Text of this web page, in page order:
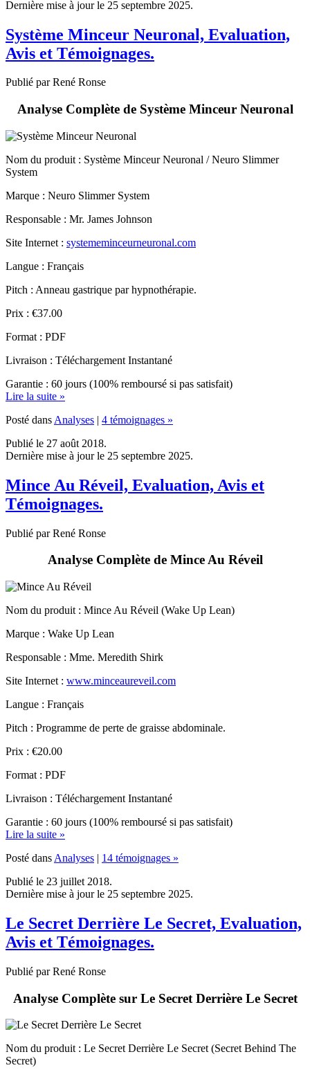
Système Minceur Neuronal, Evaluation,
Avis et Témoignages.
Publié par René Ronse
Analyse Complète de Système Minceur Neuronal
Nom du produit: Système Minceur Neuronal / Neuro Slimmer
Marque : Neuro Slimmer System
Responsable : Mr. James Johnson
Site Internet : systememinceurneuronal.com
Langue : Français
Pitch : Anneau gastrique par hypnothérapie.
Prix : €37.00
Format : PDF
Livraison : Téléchargement Instantané
Garantie : 60 jours (100% remboursé si pas satisfait)
Posté dansAnalyses
Publié le 27 août 2018.
Mince Au Réveil, Evaluation, Avis et
Témoignages.
Publié par René Ronse
Analyse Complète de Mince Au Réveil
Nom du produit: Mince Au Réveil (Wake Up Lean)
Marque : Wake Up Lean
Responsable : Mme. Meredith Shirk
Site Internet : www.minceaureveil.com
Langue : Français
Pitch : Programme de perte de graisse abdominale.
Prix : €20.00
Format : PDF
Livraison : Téléchargement Instantané
Garantie : 60 jours (100% remboursé si pas satisfait)
Posté dansAnalyses
Publié le 23 juillet 2018.
Le Secret Derrière Le Secret, Evaluation,
Avis et Témoignages.
Publié par René Ronse
Analyse Complète sur Le Secret Derrière Le Secret
Nom du produit: Le Secret Derrière Le Secret (Secret Behind The
Marque : Secret Behind The Secret